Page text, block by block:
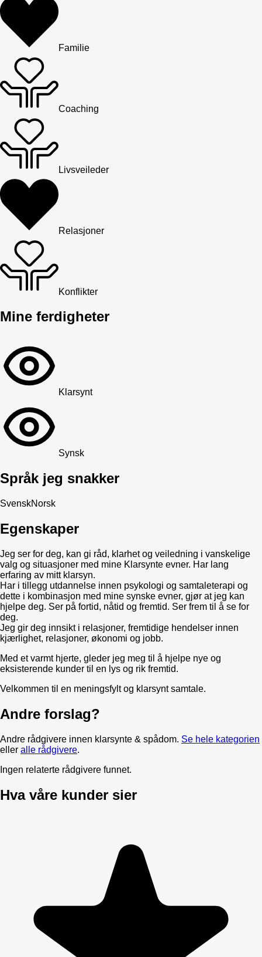
Familie
Coaching
Livsveileder
Relasjoner
Konflikter
Mine ferdigheter
Klarsynt
Synsk
Språk jeg snakker
SvenskNorsk
Egenskaper
Jeg ser for deg, kan gi råd, klarhet og veiledning i vanskelige
valg og situasjoner med mine Klarsynte evner. Har lang
erfaring av mitt klarsyn.
Har i tillegg utdannelse innen psykologi og samtaleterapi og
dette i kombinasjon med mine synske evner, gjør at jeg kan
hjelpe deg. Ser på fortid, nåtid og fremtid. Ser frem til å se for
deg.
Jeg gir deg innsikt i relasjoner, fremtidige hendelser innen
kjærlighet, relasjoner, økonomi og jobb.
Med et varmt hjerte, gleder jeg meg til å hjelpe nye og
eksisterende kunder til en lys og rik fremtid.
Velkommen til en meningsfylt og klarsynt samtale.
Andre forslag?
Andre rådgivere innen klarsynte & spådom. Se hele kategorien
eller alle rådgivere.
Ingen relaterte rådgivere funnet.
Hva våre kunder sier